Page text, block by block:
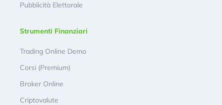
Pubblicità Elettorale
Strumenti Finanziari
Trading Online Demo
Corsi (Premium)
Broker Online
Criptovalute